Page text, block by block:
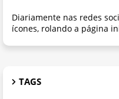
Diariamente nas redes
ícones, rolando a página
TAGS